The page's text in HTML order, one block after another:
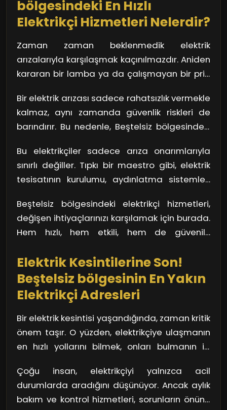
bölgesindeki En Hızlı
Elektrikçi Hizmetleri Nelerdir?
Zaman zaman beklenmedik elektrik
arızalarıyla karşılaşmak kaçınılmazdır. Aniden
kararan bir lamba ya da çalışmayan bir priz,
noktada Beştelsiz bölgesindeki hızlı elektrikçi
hizmetleri devreye giriyor. Hızlı çağrı yanıtı, bir
avuç dakikada size yardımcı olmayı vaat
eden profesyoneller, tam anlamıyla kurtarıcı
olabiliyor. Akşam saatlerinde bile yardımcı
olmaları, bu hizmetlerin değerini bir kat daha
Bir elektrik arızası sadece rahatsızlık vermekle
kalmaz, aynı zamanda güvenlik riskleri de
barındırır. Bu nedenle, Beştelsiz bölgesindeki
teknisyenlerden oluşuyor. Kaliteli ekipman
kullanımı ve uzman bilgi sahibi personel ile
hem arızaların kaynağını hızla bulur, hem de
gelecekteki sorunları önleyebilirsiniz. Sonuçta,
güvenli bir yaşam alanı oluşturmak hepimizin
önceliği değil mi?
Bu elektrikçiler sadece arıza onarımlarıyla
sınırlı değiller. Tıpkı bir maestro gibi, elektrik
tesisatının kurulumu, aydınlatma sistemleri
gibi birçok alanda hizmet sunuyorlar. Hatta
bazıları, akıllı ev uygulamaları ve yenilenebilir
enerji çözümleri üzerinde de uzmanlaşmış
yaşamında bu çeşitlilik, kullanıcılar için büyük
bir avantaj sağlıyor.
Beştelsiz bölgesindeki elektrikçi hizmetleri,
değişen ihtiyaçlarınızı karşılamak için burada.
Hem hızlı, hem etkili, hem de güvenilir
yararlanmak kesinlikle iyi bir fikir!
Elektrik Kesintilerine Son!
Beştelsiz bölgesinin En Yakın
Elektrikçi Adresleri
Bir elektrik kesintisi yaşandığında, zaman kritik
önem taşır. O yüzden, elektrikçiye ulaşmanın
en hızlı yollarını bilmek, onları bulmanın ilk
bulunan yerel elektrikçiler, genellikle bir
telefon uzaklığında. Acil durumlarda,
yakındaki elektrikçiye ulaşmak, arızanın
Çoğu insan, elektrikçiyi yalnızca acil
durumlarda aradığını düşünüyor. Ancak aylık
bakım ve kontrol hizmetleri, sorunların önüne